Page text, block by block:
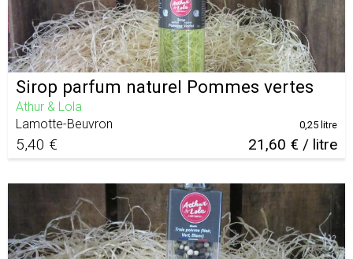
Sirop parfum naturel Pommes vertes
Athur & Lola
Lamotte-Beuvron
5,40 € 21,60 € / litre
0,25 litre